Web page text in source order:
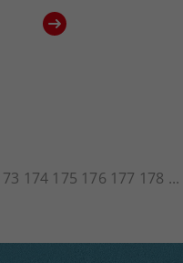
174 175 176 177 178